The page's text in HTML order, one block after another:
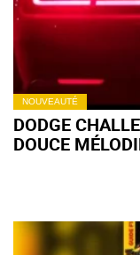
NOUVEAUTÉ
DODGE
DOUCE